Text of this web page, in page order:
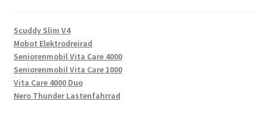
Scuddy Slim V4
Mobot Elektrodreirad
Seniorenmobil Vita Care 4000
Seniorenmobil Vita Care 1000
Vita Care 4000 Duo
Nero Thunder Lastenfahrrad